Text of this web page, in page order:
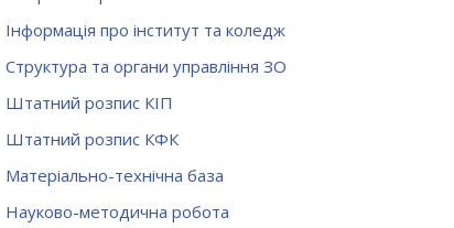
Інформація про інститут та коледж
Структура та органи управління ЗО
Штатний розпис КІП
Штатний розпис КФК
Матеріально-технічна база
Науково-методична робота